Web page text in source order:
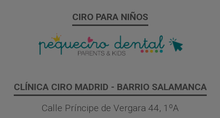
CIRO PARA NIÑOS
CLÍNICA CIRO MADRID - BARRIO SALAMANCA
Calle Príncipe de Vergara 44, 1ºA